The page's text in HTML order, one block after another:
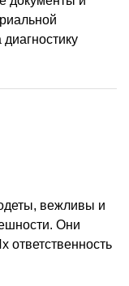
вежливы и
Они
ответственность